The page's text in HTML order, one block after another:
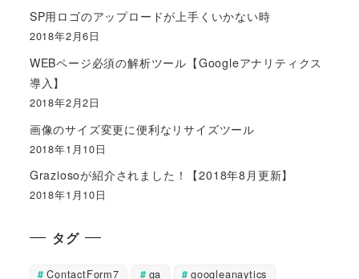
SP用ロゴのアップロードが上手くいかない時
2018年2月6日
WEBページ必須の解析ツール【Googleアナリティクス
導入】
2018年2月2日
画像のサイズ変更に便利なリサイズツール
2018年1月10日
Graziosoが紹介されました！【2018年8月更新】
2018年1月10日
タグ
ContactForm7 ga
googleanaytics